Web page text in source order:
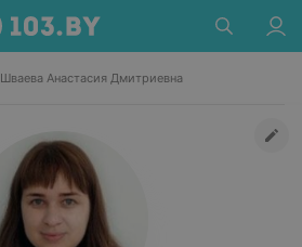
Шваева Анастасия Дмитриевна